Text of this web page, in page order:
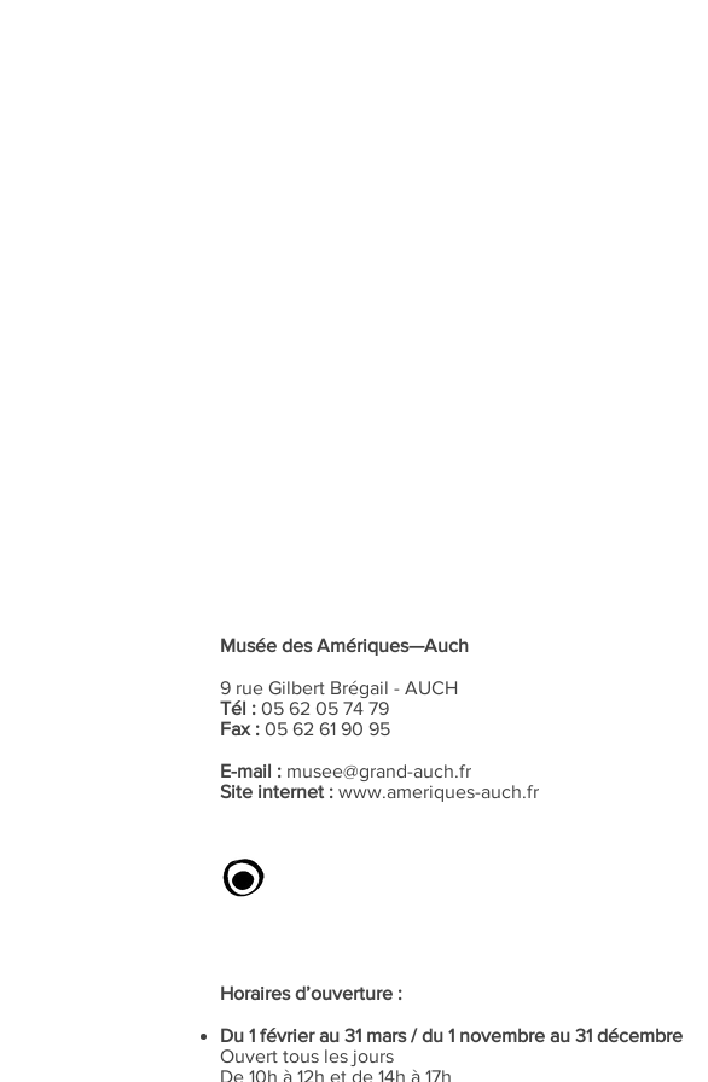
Musée des Amériques—Auch
9 rue Gilbert Brégail - AUCH
Tél : 05 62 05 74 79
Fax : 05 62 61 90 95
E-mail : musee@grand-auch.fr
Site internet : www.ameriques-auch.fr
Horaires d’ouverture :
Du 1 février au 31 mars / du 1 novembre au 31 décembre
Ouvert tous les jours
De 10h à 12h et de 14h à 17h